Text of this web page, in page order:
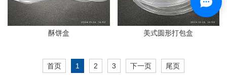
酥饼盒 美式圆形打包盒
首页 1 2 3 下一页 尾页